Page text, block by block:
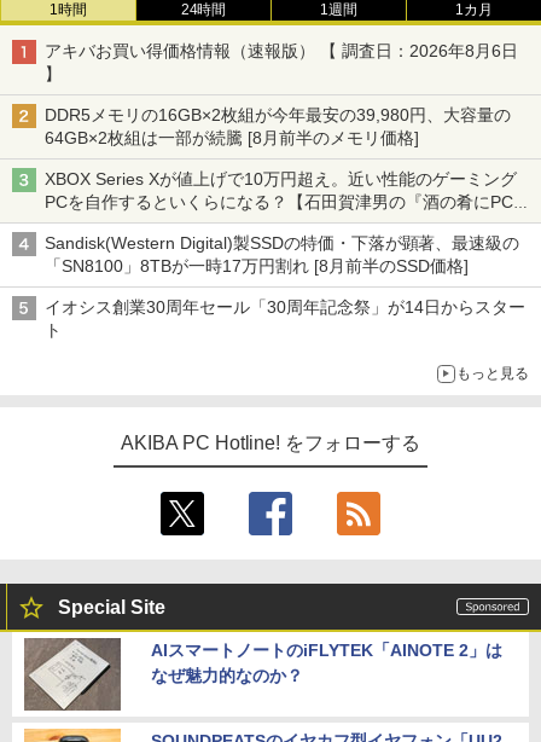
1時間 24時間 1週間 1カ月
アキバお買い得価格情報（速報版） 【 調査日：2026年8月6日
】
DDR5メモリの16GB×2枚組が今年最安の39,980円、大容量の
64GB×2枚組は一部が続騰 [8月前半のメモリ価格]
XBOX Series Xが値上げで10万円超え。近い性能のゲーミング
PCを自作するといくらになる？【石田賀津男の『酒の肴にPCゲ
ーム』】
Sandisk(Western Digital)製SSDの特価・下落が顕著、最速級の
「SN8100」8TBが一時17万円割れ [8月前半のSSD価格]
イオシス創業30周年セール「30周年記念祭」が14日からスター
ト
もっと見る
AKIBA PC Hotline! をフォローする
Special Site
AIスマートノートのiFLYTEK「AINOTE 2」は
なぜ魅力的なのか？